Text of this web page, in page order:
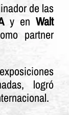
de las
y enWalt
partner
logró